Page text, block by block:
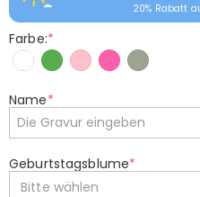
20% Rabatt
Farbe:*
Name*
Geburtstagsblume*
Bitte wählen